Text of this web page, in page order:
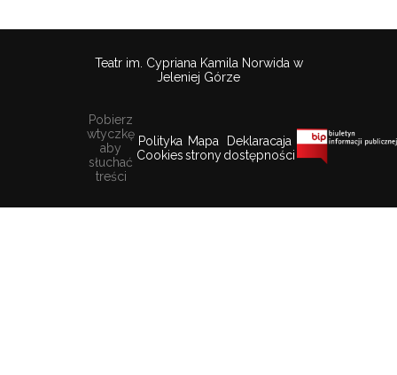
Teatr im. Cypriana Kamila Norwida w
Jeleniej Górze
Pobierz
wtyczkę
aby
słuchać
treści
Polityka
Cookies
Mapa
strony
Deklaracaja
dostępności